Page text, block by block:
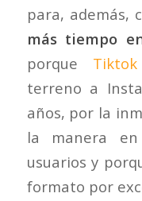
para, además,
más tiempo
porque Tiktok
terreno a
años, por la
la manera
usuarios y
formato por